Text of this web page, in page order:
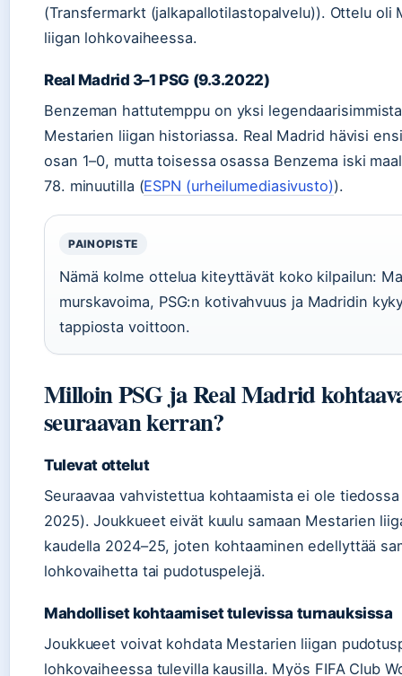
(Transfermarkt (jalkapallotilastopalvelu)). Ottelu oli
liigan lohkovaiheessa.
Real Madrid 3–1 PSG (9.3.2022)
Benzeman hattutemppu on yksi
Mestarien liigan historiassa. Real Madrid hävisi
osan 1–0, mutta toisessa osassa Benzema iski
78. minuutilla (ESPN (urheilumediasivusto)).
PAINOPISTE
Nämä kolme ottelua kiteyttävät koko kilpailun:
murskavoima, PSG:n kotivahvuus ja Madridin
tappiosta voittoon.
Milloin PSG ja Real Madrid
seuraavan kerran?
Tulevat ottelut
Seuraavaa vahvistettua kohtaamista ei ole
2025). Joukkueet eivät kuulu samaan Mestarien
kaudella 2024–25, joten kohtaaminen edellyttää
lohkovaihetta tai pudotuspelejä.
Mahdolliset kohtaamiset tulevissa turnauksissa
Joukkueet voivat kohdata Mestarien liigan
lohkovaiheessa tulevilla kausilla. Myös FIFA Club